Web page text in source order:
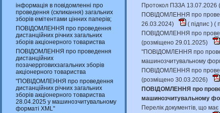
інформація в повідомленні про
проведення (скликання) загальних
зборів емітентами цінних паперів;
ПОВІДОМЛЕННЯ про проведення
дистанційних річних загальних
зборів акціонерного товариства
ПОВІДОМЛЕННЯ про проведення
дистанційних
позачеррговихзагальних зборів
акціонерного товариства
"ПОВІДОМЛЕННЯ про проведення
дистанційних річних загальних
зборів акціонерного товариства
28.04.2025 у машинозчитувальному
форматі XML"
Протокол ПЗЗА
ПОВІДОМЛЕННЯ про
26.03.2024)
( підпис ) (
ПОВІДОМЛЕННЯ про
(розміщено 29.01.2025)
"ПОВІДОМЛЕННЯ про
машинозчитувальному
ПОВІДОМЛЕННЯ про
(розміщено 30.03.2026)
ПОВІДОМЛЕННЯ про
машинозчитувальному
Перелік документів, що